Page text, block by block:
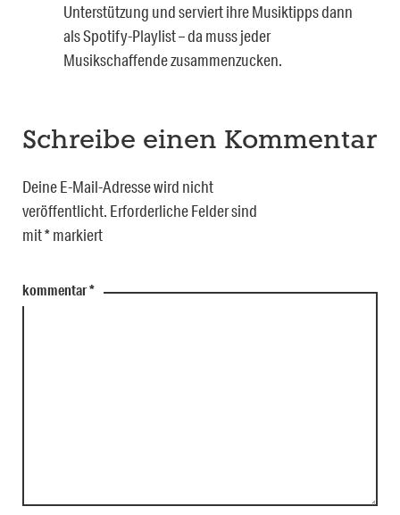
Unterstützung und serviert ihre Musiktipps dann
als Spotify-Playlist – da muss jeder
Musikschaffende zusammenzucken.
Schreibe einen Kommentar
Deine E-Mail-Adresse wird nicht
veröffentlicht. Erforderliche Felder sind
mit*markiert
kommentar*